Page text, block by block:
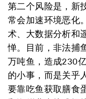
第二个风险是，新
常会加速环境恶化
术、大数据分析和
惮。目前，非法捕
万吨鱼，造成230
的小事，而是关乎
要靠吃鱼获取膳食